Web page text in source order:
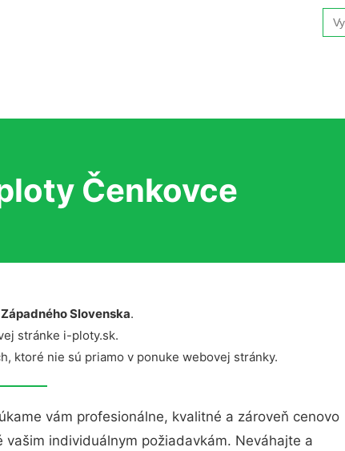
for:
Čenkovce
Západného Slovenska.
stránke i-ploty.sk.
ktoré nie sú priamo v ponuke webovej stránky.
vám profesionálne, kvalitné a zároveň cenovo
individuálnym požiadavkám. Neváhajte a